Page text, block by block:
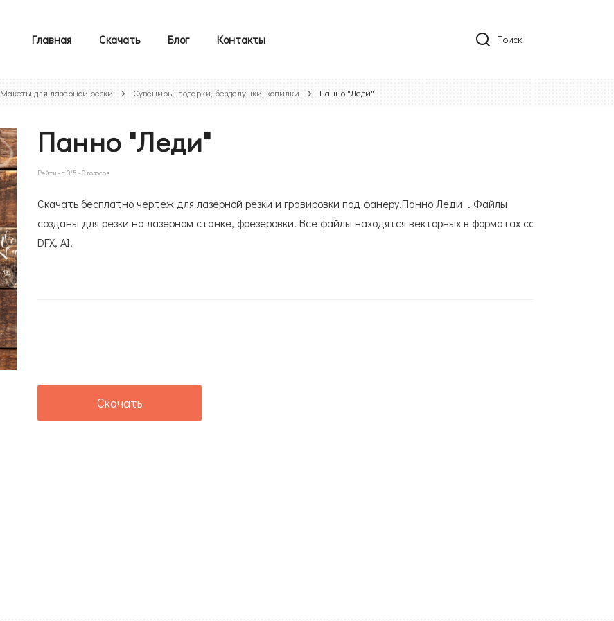
Главная Скачать Блог Контакты Поиск
Макеты для лазерной резки Сувениры, подарки, безделушки, копилки Панно "Леди"
Панно "Леди"
Рейтинг:0/5 -0 голосов
Скачать бесплатно чертеж для лазерной резки и гравировки под фанеру.Панно Леди . Файлы
созданы для резки на лазерном станке, фрезеровки. Все файлы находятся векторных в форматах cdr,
DFX, AI.
Скачать